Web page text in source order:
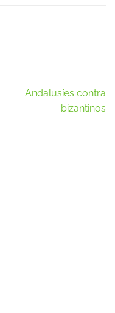
Andalusíes contra
bizantinos